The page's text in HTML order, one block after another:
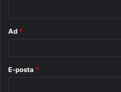
Ad *
E-posta *